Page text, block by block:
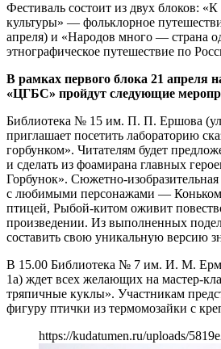
Фестиваль состоит из двух блоков: «К
культуры» — фольклорное
апреля) и «Народов много — страна
этнографическое путешествие по
В рамках первого блока 21
«ЦГБС» пройдут следующие
Библиотека № 15 им. П. П. Ершова
приглашает посетить лабораторию
горбунком». Читателям будет
и сделать из фоамирана главных
Горбунок». Сюжетно-
с любимыми персонажами —
птицей, Рыбой-китом оживит
произведении. Из выполненных
составить свою уникальную версию
В 15.00 Библиотека № 7 им. И. М.
1а) ждет всех желающих на мастер-
тряпичные куклы». Участникам
фигуру птички из термомозайки с
https://kudatumen.ru/uploads/